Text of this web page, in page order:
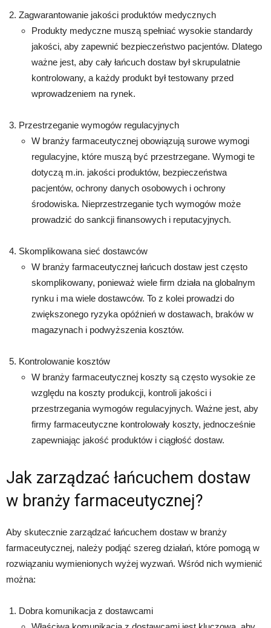
Zagwarantowanie jakości produktów medycznych
Produkty medyczne muszą spełniać wysokie standardy
jakości, aby zapewnić bezpieczeństwo pacjentów. Dlatego
ważne jest, aby cały łańcuch dostaw był skrupulatnie
kontrolowany, a każdy produkt był testowany przed
wprowadzeniem na rynek.
Przestrzeganie wymogów regulacyjnych
W branży farmaceutycznej obowiązują surowe wymogi
regulacyjne, które muszą być przestrzegane. Wymogi te
dotyczą m.in. jakości produktów, bezpieczeństwa
pacjentów, ochrony danych osobowych i ochrony
środowiska. Nieprzestrzeganie tych wymogów może
prowadzić do sankcji finansowych i reputacyjnych.
Skomplikowana sieć dostawców
W branży farmaceutycznej łańcuch dostaw jest często
skomplikowany, ponieważ wiele firm działa na globalnym
rynku i ma wiele dostawców. To z kolei prowadzi do
zwiększonego ryzyka opóźnień w dostawach, braków w
magazynach i podwyższenia kosztów.
Kontrolowanie kosztów
W branży farmaceutycznej koszty są często wysokie ze
względu na koszty produkcji, kontroli jakości i
przestrzegania wymogów regulacyjnych. Ważne jest, aby
firmy farmaceutyczne kontrolowały koszty, jednocześnie
zapewniając jakość produktów i ciągłość dostaw.
Jak zarządzać łańcuchem dostaw
w branży farmaceutycznej?
Aby skutecznie zarządzać łańcuchem dostaw w branży
farmaceutycznej, należy podjąć szereg działań, które pomogą w
rozwiązaniu wymienionych wyżej wyzwań. Wśród nich wymienić
można:
Dobra komunikacja z dostawcami